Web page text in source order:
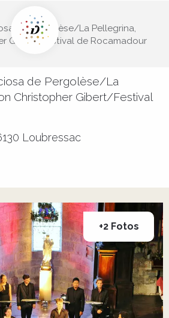
de Pergolèse/La Pellegrina,
Gibert/Festival de Rocamadour
de Pergolèse/La
Christopher Gibert/Festival
Loubressac
+2 Fotos